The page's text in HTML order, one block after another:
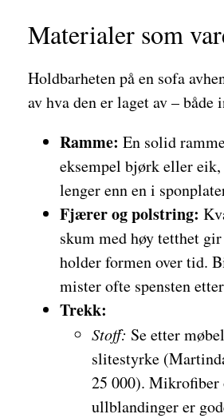
Materialer som
Holdbarheten på en sofa
av hva den er laget av – både
Ramme: En solid
eksempel bjørk eller eik,
lenger enn en i
Fjærer og polstring:
skum med høy tetthet
holder formen over tid.
mister ofte spensten
Trekk:
Stoff: Se etter
slitestyrke
25 000). Mikrofiber
ullblandinger er